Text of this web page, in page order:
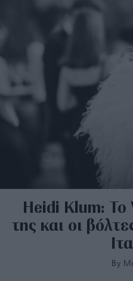
Heidi Klum: Το
της και οι
By